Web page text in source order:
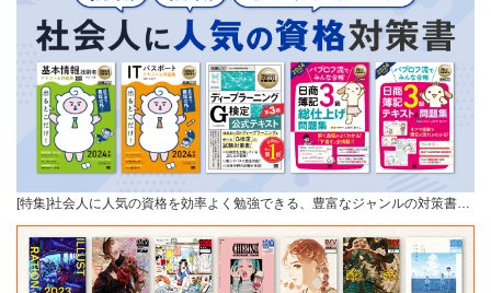
[特集]社会人に人気の資格を効率よく勉強できる、豊富なジャンルの対策書…